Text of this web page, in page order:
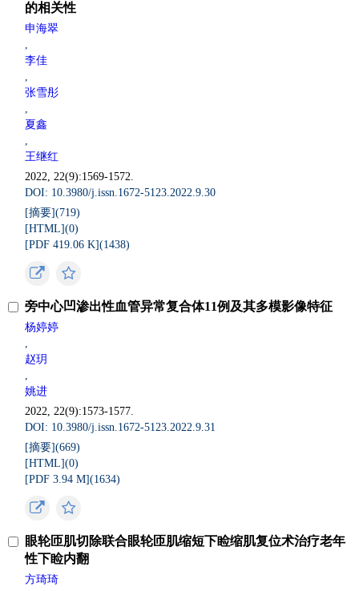
的相关性
申海翠
,
李佳
,
张雪彤
,
夏鑫
,
王继红
2022, 22(9):1569-1572.
DOI: 10.3980/j.issn.1672-5123.2022.9.30
[摘要](719)
[HTML](0)
[PDF 419.06 K](1438)
旁中心凹渗出性血管异常复合体11例及其多模影像特征
杨婷婷
,
赵玥
,
姚进
2022, 22(9):1573-1577.
DOI: 10.3980/j.issn.1672-5123.2022.9.31
[摘要](669)
[HTML](0)
[PDF 3.94 M](1634)
眼轮匝肌切除联合眼轮匝肌缩短下睑缩肌复位术治疗老年
性下睑内翻
方琦琦